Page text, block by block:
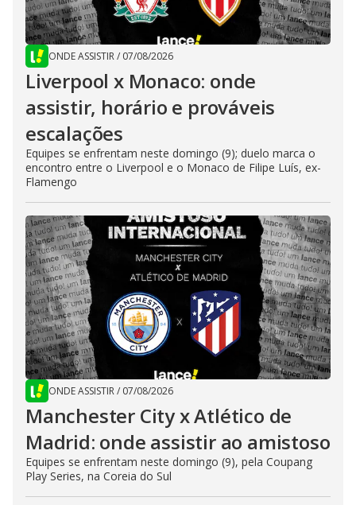
ONDE ASSISTIR/ 07/08/2026
Liverpool x Monaco: onde
assistir, horário e prováveis
escalações
Equipes se enfrentam neste domingo (9); duelo marca o
encontro entre o Liverpool e o Monaco de Filipe Luís, ex-
Flamengo
ONDE ASSISTIR/ 07/08/2026
Manchester City x Atlético de
Madrid: onde assistir ao amistoso
Equipes se enfrentam neste domingo (9), pela Coupang
Play Series, na Coreia do Sul